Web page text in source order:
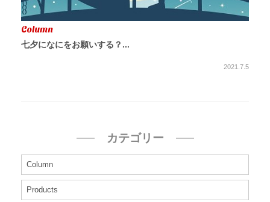
Column
七夕になにをお願いする？...
2021.7.5
カテゴリー
Column
Products